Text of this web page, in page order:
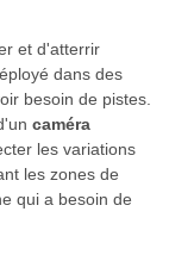
et d'atterrir
dans des
besoin de pistes.
caméra
les variations
les zones de
qui a besoin de